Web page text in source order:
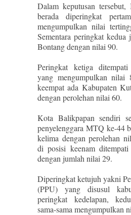
Dalam keputusan
berada diperingkat
mengumpulkan nilai
Sementara peringkat kedua
Bontang dengan nilai 90.
Peringkat ketiga
yang mengumpulkan nilai
keempat ada Kabupaten
dengan perolehan nilai 60.
Kota Balikpapan sendiri
penyelenggara MTQ ke-44
kelima dengan perolehan
di posisi keenam ditempati
dengan jumlah nilai 29.
Diperingkat ketujuh yakni
(PPU) yang disusul
peringkat kedelapan,
sama-sama mengumpulkan